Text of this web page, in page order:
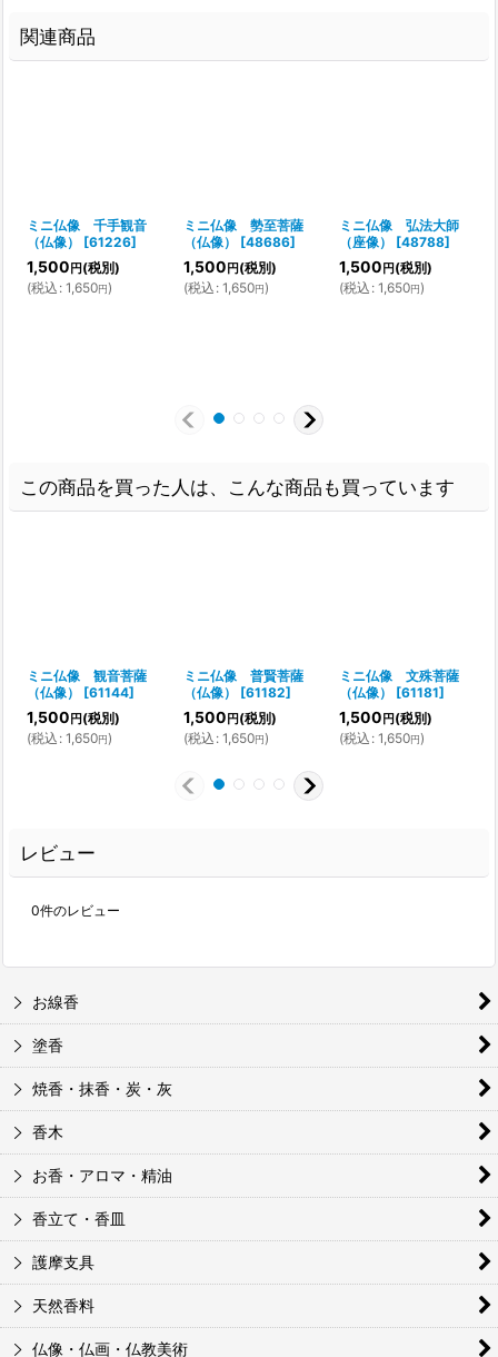
関連商品
ミニ仏像 千手観音
（仏像）
[61226]
1,500 円 (税別)
(税込 : 1,650円)
ミニ仏像 勢至菩薩
（仏像）
[48686]
1,500 円(税別)
(税込 : 1,650円)
ミニ仏像 弘法大師
（座像）
[48788]
1,500 円 (税別)
(税込 : 1,650円)
この商品を買った人は、こんな商品も買っています
ミニ仏像 観音菩薩
（仏像）
[61144]
1,500 円 (税別)
(税込 : 1,650円)
ミニ仏像 普賢菩薩
（仏像）
[61182]
1,500 円(税別)
(税込 : 1,650円)
ミニ仏像 文殊菩薩
（仏像）
[61181]
1,500 円 (税別)
(税込 : 1,650円)
レビュー
0件のレビュー
お線香
塗香
焼香・抹香・炭・灰
香木
お香・アロマ・精油
香立て・香皿
護摩支具
天然香料
仏像・仏画・仏教美術